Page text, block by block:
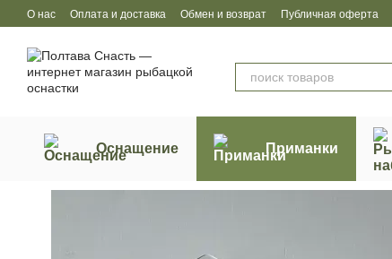
Перейти к основному контенту
О нас Оплата и доставка Обмен и возврат Публичная оферта
Оснащение Приманки